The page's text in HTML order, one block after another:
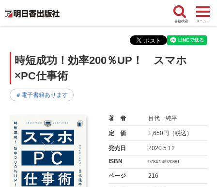
書籍検索 メニュー
時短成功！効率200％UP！ スマホ
×PC仕事術
＃電子書籍あります
著 者 目代 純平
定 価 1,650円（税込）
発売日
2020.5.12
ISBN
9784756920881
ページ 216